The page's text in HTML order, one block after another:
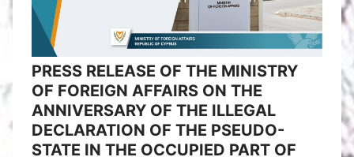
PRESS RELEASE OF THE MINISTRY
OF FOREIGN AFFAIRS ON THE
ANNIVERSARY OF THE ILLEGAL
DECLARATION OF THE PSEUDO-
STATE IN THE OCCUPIED PART OF